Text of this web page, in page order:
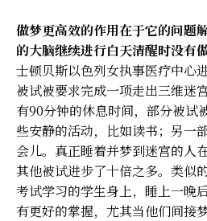
做梦更高效的作用在于它的问题
的大脑继续进行白天清醒时没有
士顿贝斯以色列女执事医疗中心
被试被要求完成一项走出三维迷
有90分钟的休息时间，部分被试
些安静的活动，比如读书；另一
会儿。真正睡着并梦到迷宫的人
其他被试进步了十倍之多。类似
考试学习的学生身上，睡上一晚
有更好的掌握，尤其当他们间接